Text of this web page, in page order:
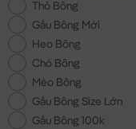
Thỏ Bông
Gấu Bông Mới
Heo Bông
Chó Bông
Mèo Bông
Gấu Bông Size Lớn
Gấu Bông 100k